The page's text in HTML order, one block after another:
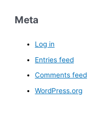
Meta
Log in
Entries feed
Comments feed
WordPress.org